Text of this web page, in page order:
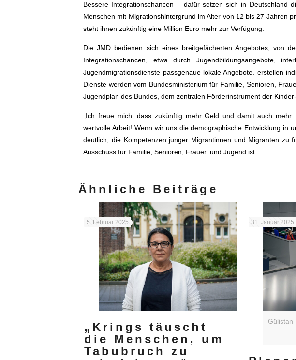
Bessere Integrationschancen – dafür setzen sich in Deutschland
Menschen mit Migrationshintergrund im Alter von 12 bis 27 Jahren
steht ihnen zukünftig eine Million Euro mehr zur Verfügung.
Die JMD bedienen sich eines breitgefächerten Angebotes, von
Integrationschancen, etwa durch Jugendbildungsangebote,
Jugendmigrationsdienste passgenaue lokale Angebote, erstellen
Dienste werden vom Bundesministerium für Familie, Senioren,
Jugendplan des Bundes, dem zentralen Förderinstrument der
„Ich freue mich, dass zukünftig mehr Geld und damit auch
wertvolle Arbeit! Wenn wir uns die demographische Entwicklung in
deutlich, die Kompetenzen junger Migrantinnen und Migranten zu
Ausschuss für Familie, Senioren, Frauen und Jugend ist.
Ähnliche Beiträge
5. Februar 2025
„Krings täuscht
die Menschen, um
Tabubruch zu
Gülistan
31. Januar 2025